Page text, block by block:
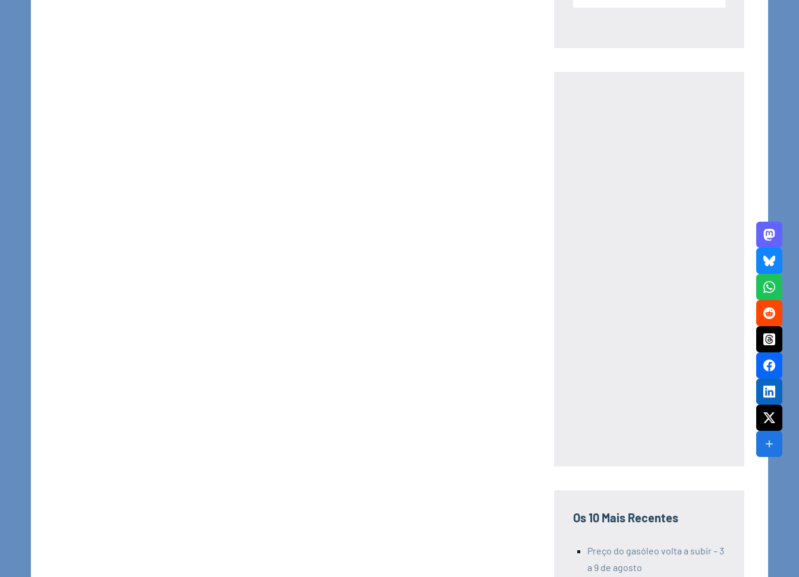
Os 10 Mais Recentes
Preço do gasóleo volta a subir – 3
a 9 de agosto